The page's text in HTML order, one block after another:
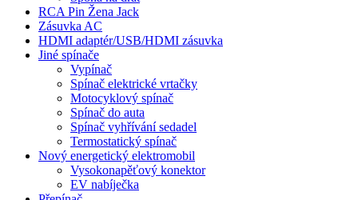
RCA Pin Žena Jack
Zásuvka AC
HDMI adaptér/USB/HDMI zásuvka
Jiné spínače
Vypínač
Spínač elektrické vrtačky
Motocyklový spínač
Spínač do auta
Spínač vyhřívání sedadel
Termostatický spínač
Nový energetický elektromobil
Vysokonapěťový konektor
EV nabíječka